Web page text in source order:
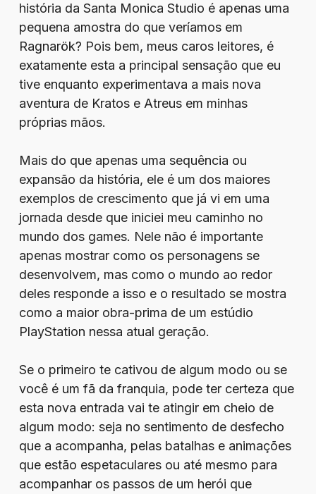
história da Santa Monica Studio é apenas uma
pequena amostra do que veríamos em
Ragnarök? Pois bem, meus caros leitores, é
exatamente esta a principal sensação que eu
tive enquanto experimentava a mais nova
aventura de Kratos e Atreus em minhas
próprias mãos.
Mais do que apenas uma sequência ou
expansão da história, ele é um dos maiores
exemplos de crescimento que já vi em uma
jornada desde que iniciei meu caminho no
mundo dos games. Nele não é importante
apenas mostrar como os personagens se
desenvolvem, mas como o mundo ao redor
deles responde a isso e o resultado se mostra
como a maior obra-prima de um estúdio
PlayStation nessa atual geração.
Se o primeiro te cativou de algum modo ou se
você é um fã da franquia, pode ter certeza que
esta nova entrada vai te atingir em cheio de
algum modo: seja no sentimento de desfecho
que a acompanha, pelas batalhas e animações
que estão espetaculares ou até mesmo para
acompanhar os passos de um herói que